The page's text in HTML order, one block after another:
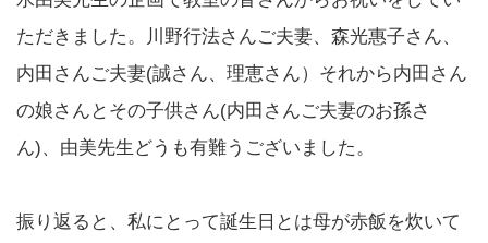
ただきました。川野行法さんご夫妻、森光惠子さん、
内田さんご夫妻(誠さん、理恵さん）それから内田さん
の娘さんとその子供さん(内田さんご夫妻のお孫さ
ん)、由美先生どうも有難うございました。
振り返ると、私にとって誕生日とは母が赤飯を炊いて